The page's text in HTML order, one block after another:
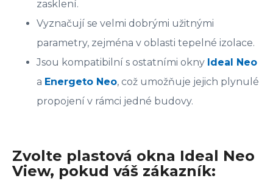
zasklení.
Vyznačují se velmi dobrými užitnými
parametry, zejména v oblasti tepelné izolace.
Jsou kompatibilní s ostatními okny Ideal Neo
a Energeto Neo, což umožňuje jejich plynulé
propojení v rámci jedné budovy.
Zvolte plastová okna Ideal Neo
View, pokud váš zákazník: